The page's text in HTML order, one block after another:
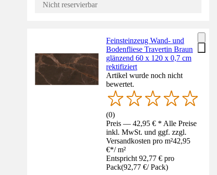
Nicht reservierbar
Feinsteinzeug Wand- und
Bodenfliese Travertin Braun
glänzend 60 x 120 x 0,7 cm
rektifiziert
Artikel wurde noch nicht
bewertet.
(0)
Preis — 42,95 € * Alle Preise
inkl. MwSt. und ggf. zzgl.
Versandkosten pro m²42,95
€*/ m²
Entspricht 92,77 € pro
Pack(92,77 €/ Pack)